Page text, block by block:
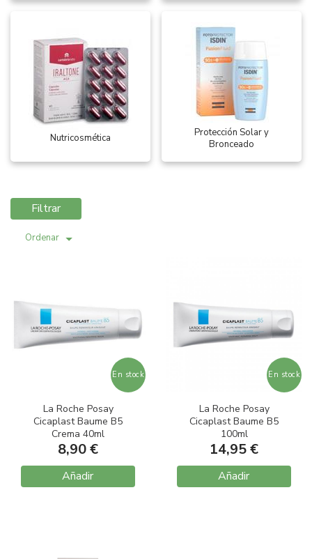
Nutricosmética
Protección Solar y
Bronceado
Filtrar
Ordenar
En stock
La Roche Posay
Cicaplast Baume B5
Crema 40ml
8,90 €
Añadir
En stock
La Roche Posay
Cicaplast Baume B5
100ml
14,95 €
Añadir